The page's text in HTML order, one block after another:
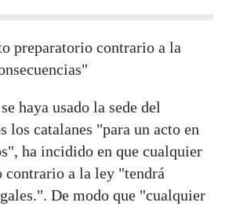
preparatorio contrario a la
haya usado la sede del
los catalanes "para un acto en
ha incidido en que cualquier
contrario a la ley "tendrá
De modo que "cualquier